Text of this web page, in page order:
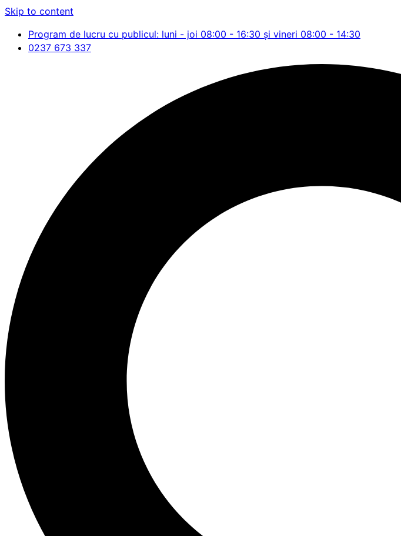
Skip to content
Program de lucru cu publicul: luni - joi 08:00 - 16:30 și vineri 08:00 - 14:30
0237 673 337